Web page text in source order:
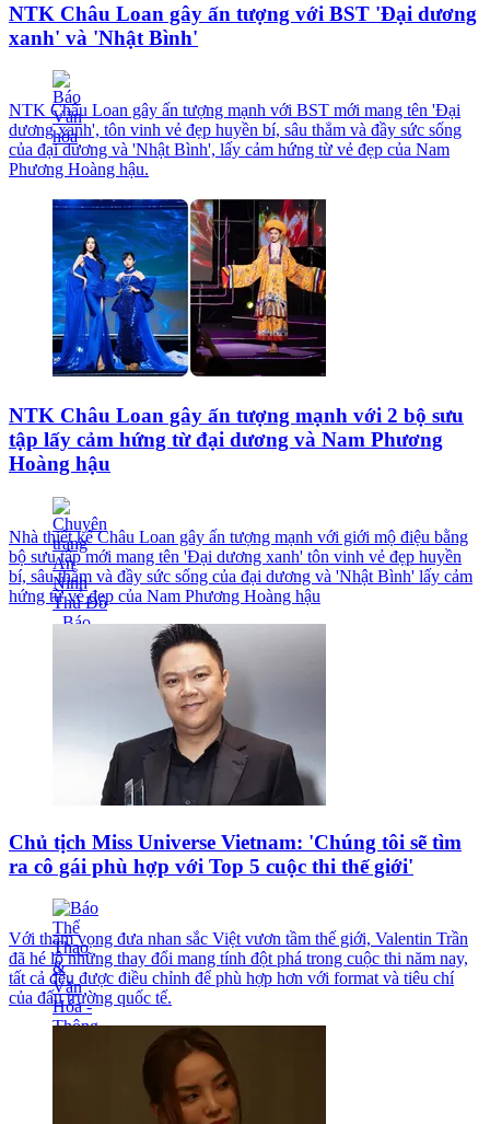
NTK Châu Loan gây ấn tượng với BST 'Đại dương
xanh' và 'Nhật Bình'
NTK Châu Loan gây ấn tượng mạnh với BST mới mang tên 'Đại
dương xanh', tôn vinh vẻ đẹp huyền bí, sâu thẳm và đầy sức sống
của đại dương và 'Nhật Bình', lấy cảm hứng từ vẻ đẹp của Nam
Phương Hoàng hậu.
NTK Châu Loan gây ấn tượng mạnh với 2 bộ sưu
tập lấy cảm hứng từ đại dương và Nam Phương
Hoàng hậu
Nhà thiết kế Châu Loan gây ấn tượng mạnh với giới mộ điệu bằng
bộ sưu tập mới mang tên 'Đại dương xanh' tôn vinh vẻ đẹp huyền
bí, sâu thẳm và đầy sức sống của đại dương và 'Nhật Bình' lấy cảm
hứng từ vẻ đẹp của Nam Phương Hoàng hậu
Chủ tịch Miss Universe Vietnam: 'Chúng tôi sẽ tìm
ra cô gái phù hợp với Top 5 cuộc thi thế giới'
Với tham vọng đưa nhan sắc Việt vươn tầm thế giới, Valentin Trần
đã hé lộ những thay đổi mang tính đột phá trong cuộc thi năm nay,
tất cả đều được điều chỉnh để phù hợp hơn với format và tiêu chí
của đấu trường quốc tế.